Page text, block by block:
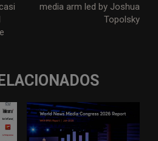
media arm led by Joshua
Topolsky